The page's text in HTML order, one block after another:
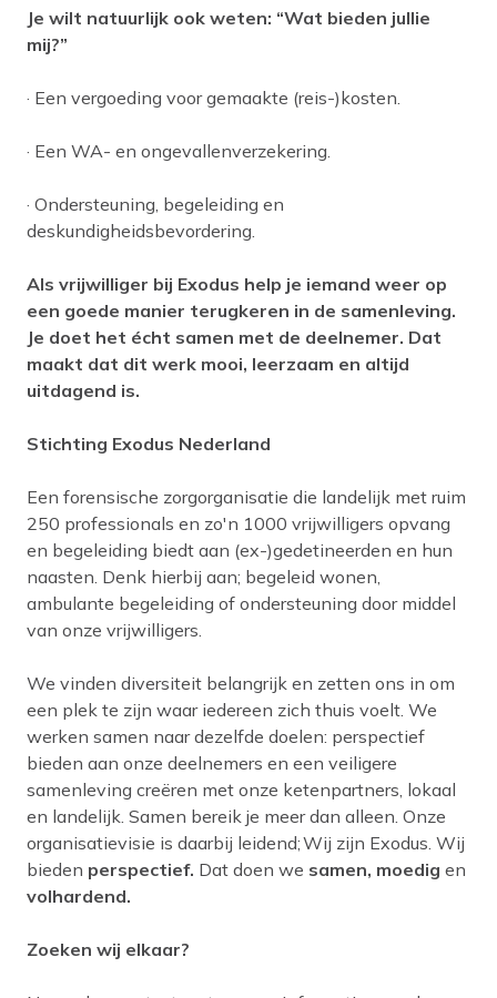
Je wilt natuurlijk ook weten: “Wat bieden jullie
mij?”
· Een vergoeding voor gemaakte (reis-)kosten.
· Een WA- en ongevallenverzekering.
· Ondersteuning, begeleiding en
deskundigheidsbevordering.
Als vrijwilliger bij Exodus help je iemand weer op
een goede manier terugkeren in de samenleving.
Je doet het écht samen met de deelnemer. Dat
maakt dat dit werk mooi, leerzaam en altijd
uitdagend is.
Stichting Exodus Nederland
Een forensische zorgorganisatie die landelijk met ruim
250 professionals en zo'n 1000 vrijwilligers opvang
en begeleiding biedt aan (ex-)gedetineerden en hun
naasten. Denk hierbij aan; begeleid wonen,
ambulante begeleiding of ondersteuning door middel
van onze vrijwilligers.
We vinden diversiteit belangrijk en zetten ons in om
een plek te zijn waar iedereen zich thuis voelt. We
werken samen naar dezelfde doelen: perspectief
bieden aan onze deelnemers en een veiligere
samenleving creëren met onze ketenpartners, lokaal
en landelijk. Samen bereik je meer dan alleen. Onze
organisatievisie is daarbij leidend; Wij zijn Exodus. Wij
bieden perspectief. Dat doen we samen, moedig en
volhardend.
Zoeken wij elkaar?